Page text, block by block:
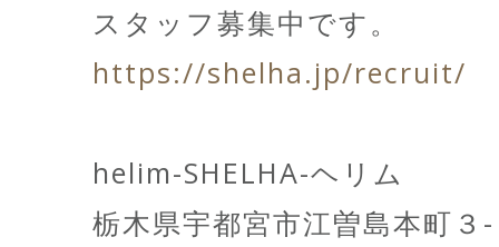
スタッフ募集中です。
https://shelha.jp/recruit/
helim-SHELHA-ヘリム
栃木県宇都宮市江曽島本町